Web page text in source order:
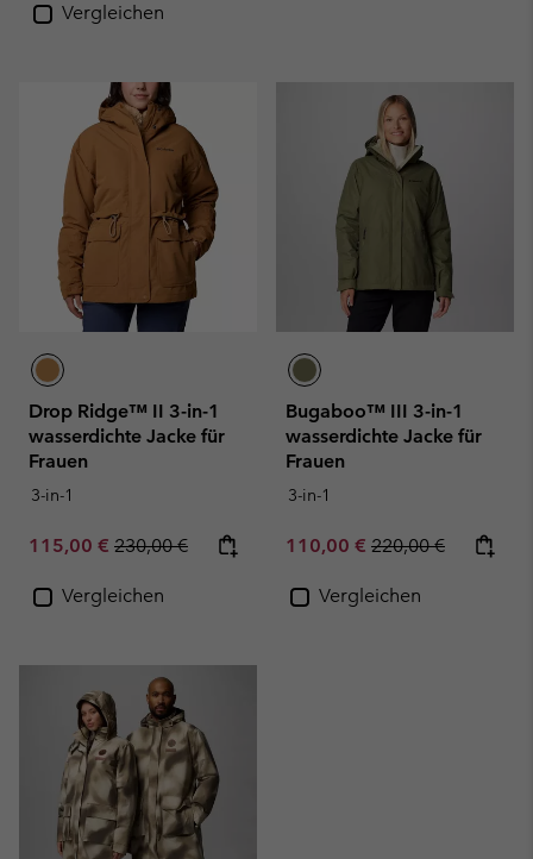
Vergleichen
Drop Ridge™ II 3-in-1
wasserdichte Jacke für
Frauen
3-in-1
Sale price:
115,00 € Regular price:
230,00 €
Vergleichen
Bugaboo™ III 3-in-1
wasserdichte Jacke für
Frauen
3-in-1
Sale price:
110,00 € Regular price:
220,00 €
Vergleichen